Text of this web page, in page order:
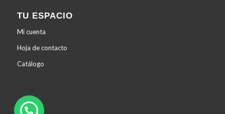
TU ESPACIO
Mi cuenta
Hoja de contacto
Catálogo